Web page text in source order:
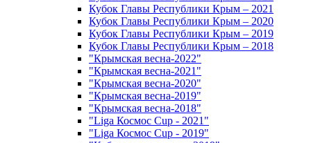
Кубок Главы Республики Крым – 2021
Кубок Главы Республики Крым – 2020
Кубок Главы Республики Крым – 2019
Кубок Главы Республики Крым – 2018
"Крымская весна-2022"
"Крымская весна-2021"
"Крымская весна-2020"
"Крымская весна-2019"
"Крымская весна-2018"
"Liga Космос Cup - 2021"
"Liga Космос Cup - 2019"